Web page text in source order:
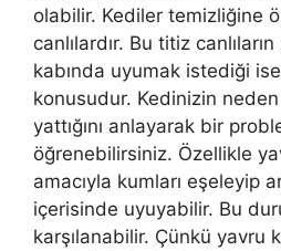
olabilir. Kediler temizliğine
canlılardır. Bu titiz
kabında uyumak istediği
konusudur. Kedinizin
yattığını anlayarak bir
öğrenebilirsiniz. Özellikle
amacıyla kumları eşeleyip
içerisinde uyuyabilir. Bu
karşılanabilir. Çünkü yavru